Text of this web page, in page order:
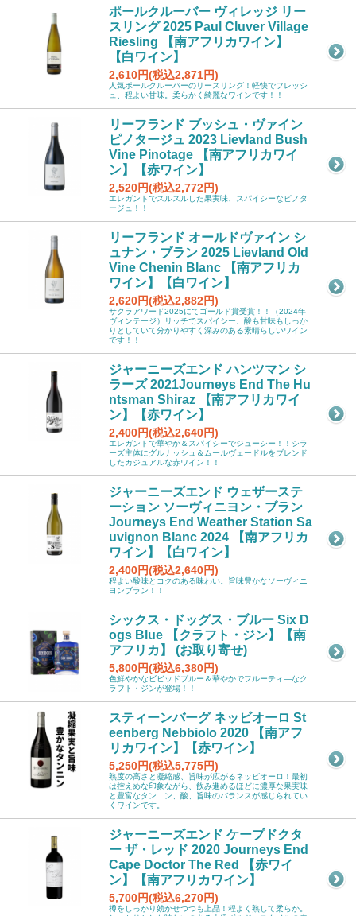
ポールクルーバー ヴィレッジ リー
スリング 2025 Paul Cluver Village
Riesling 【南アフリカワイン】
【白ワイン】
2,610円(税込2,871円)
人気ポールクルーバーのリースリング！軽快でフレッシ
ュ、程よい甘味。柔らかく綺麗なワインです！！
リーフランド ブッシュ・ヴァイン
ピノタージュ 2023 Lievland Bush
Vine Pinotage 【南アフリカワイ
ン】【赤ワイン】
2,520円(税込2,772円)
エレガントでスルスルした果実味、スパイシーなピノタ
ージュ！！
リーフランド オールドヴァイン シ
ュナン・ブラン 2025 Lievland Old
Vine Chenin Blanc 【南アフリカ
ワイン】【白ワイン】
2,620円(税込2,882円)
サクラアワード2025にてゴールド賞受賞！！（2024年
ヴィンテージ）リッチでスパイシー、酸も甘味もしっか
りとしていて分かりやすく深みのある素晴らしいワイン
です！！
ジャーニーズエンド ハンツマン シ
ラーズ 2021Journeys End The Hu
ntsman Shiraz 【南アフリカワイ
ン】【赤ワイン】
2,400円(税込2,640円)
エレガントで華やか＆スパイシーでジューシー！！シラ
ーズ主体にグルナッシュ＆ムールヴェードルをブレンド
したカジュアルな赤ワイン！！
ジャーニーズエンド ウェザーステ
ーション ソーヴィニヨン・ブラン
Journeys End Weather Station Sa
uvignon Blanc 2024 【南アフリカ
ワイン】【白ワイン】
2,400円(税込2,640円)
程よい酸味とコクのある味わい。旨味豊かなソーヴィニ
ヨンブラン！！
シックス・ドッグス・ブルー Six D
ogs Blue 【クラフト・ジン】【南
アフリカ】 (お取り寄せ)
5,800円(税込6,380円)
色鮮やかなビビッドブルー＆華やかでフルーティ―なク
ラフト・ジンが登場！！
スティーンバーグ ネッビオーロ St
eenberg Nebbiolo 2020 【南アフ
リカワイン】【赤ワイン】
5,250円(税込5,775円)
熟度の高さと凝縮感、旨味が広がるネッビオーロ！最初
は控えめな印象ながら、飲み進めるほどに濃厚な果実味
と豊富なタンニン、酸、旨味のバランスが感じられてい
くワインです。
ジャーニーズエンド ケープドクタ
ー ザ・レッド 2020 Journeys End
Cape Doctor The Red 【赤ワイ
ン】【南アフリカワイン】
5,700円(税込6,270円)
樽をしっかり効かせつつも上品！程よく熟して柔らか。